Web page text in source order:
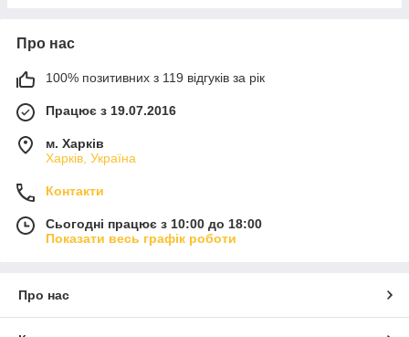
Про нас
100% позитивних з 119 відгуків за рік
Працює з 19.07.2016
м. Харків
Харків, Україна
Контакти
Сьогодні працює з 10:00 до 18:00
Показати весь графік роботи
Про нас